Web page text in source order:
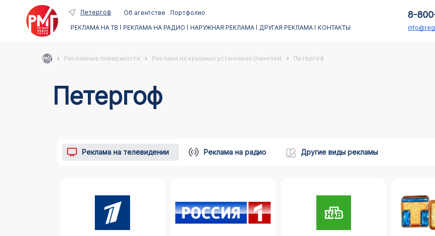
Петергоф Об агентстве
Портфолио
РЕКЛАМА НА ТВ
РЕКЛАМА НА РАДИО НАРУЖНАЯ РЕКЛАМА ДРУГАЯ РЕКЛАМА КОНТАКТЫ
8-
Рекламные поверхности Реклама на крышных установках (панелях) Петергоф
Петергоф
Реклама на телевидении Реклама на радио Другие виды рекламы